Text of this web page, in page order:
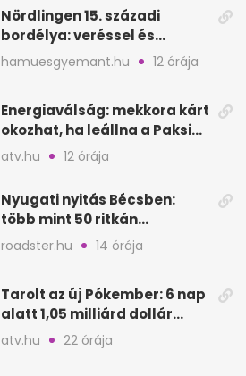
Nördlingen 15. századi
bordélya: veréssel és
éheztetéssel tartották
fogva a nőket
hamuesgyemant.hu 12 órája
Energiaválság: mekkora kárt
okozhat, ha leállna a Paksi
Atomerőmű?
atv.hu 12 órája
Nyugati nyitás Bécsben:
több mint 50 ritkán
látogatható épület
roadster.hu 14 órája
Tarolt az új Pókember: 6 nap
alatt 1,05 milliárd dollár
bevétel
atv.hu 22 órája